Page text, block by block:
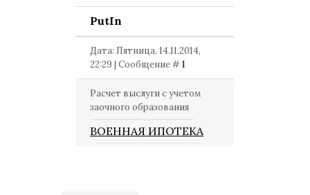
PutIn
Дата: Пятница, 14.11.2014,
22:29 | Сообщение #1
Расчет выслуги с учетом
заочного образования
ВОЕННАЯ ИПОТЕКА